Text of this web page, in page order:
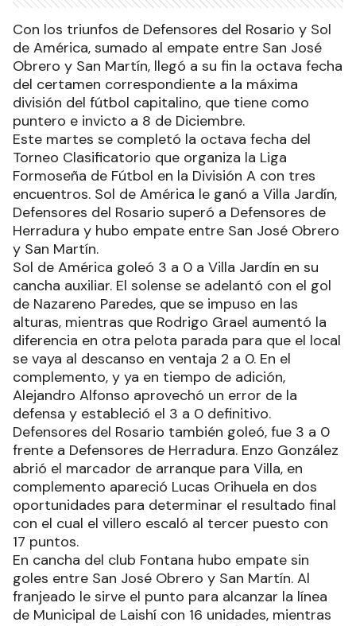
Con los triunfos de Defensores del Rosario y Sol
de América, sumado al empate entre San José
Obrero y San Martín, llegó a su fin la octava fecha
del certamen correspondiente a la máxima
división del fútbol capitalino, que tiene como
puntero e invicto a 8 de Diciembre.
Este martes se completó la octava fecha del
Torneo Clasificatorio que organiza la Liga
Formoseña de Fútbol en la División A con tres
encuentros. Sol de América le ganó a Villa Jardín,
Defensores del Rosario superó a Defensores de
Herradura y hubo empate entre San José Obrero
y San Martín.
Sol de América goleó 3 a 0 a Villa Jardín en su
cancha auxiliar. El solense se adelantó con el gol
de Nazareno Paredes, que se impuso en las
alturas, mientras que Rodrigo Grael aumentó la
diferencia en otra pelota parada para que el local
se vaya al descanso en ventaja 2 a 0. En el
complemento, y ya en tiempo de adición,
Alejandro Alfonso aprovechó un error de la
defensa y estableció el 3 a 0 definitivo.
Defensores del Rosario también goleó, fue 3 a 0
frente a Defensores de Herradura. Enzo González
abrió el marcador de arranque para Villa, en
complemento apareció Lucas Orihuela en dos
oportunidades para determinar el resultado final
con el cual el villero escaló al tercer puesto con
17 puntos.
En cancha del club Fontana hubo empate sin
goles entre San José Obrero y San Martín. Al
franjeado le sirve el punto para alcanzar la línea
de Municipal de Laishí con 16 unidades, mientras